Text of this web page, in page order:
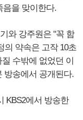
음을 맞이한다.
와 강주원은 "꼭 함
의 약속은 고작 10초
수밖에 없었던 이
방송에서 공개된다.
KBS2에서 방송한